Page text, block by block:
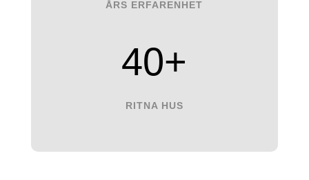
ÅRS ERFARENHET
40+
RITNA HUS